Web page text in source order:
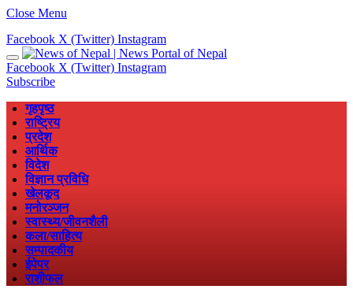
Close Menu
Facebook X (Twitter) Instagram
Facebook X (Twitter) Instagram
Subscribe
गृहपृष्ठ
राष्ट्रिय
प्रदेश
आर्थिक
विदेश
विज्ञान प्रविधि
खेलकूद
मनोरञ्जन
स्वास्थ्य/जीवनशैली
कला/साहित्य
सम्पादकीय
ईपेपर
राशीफल